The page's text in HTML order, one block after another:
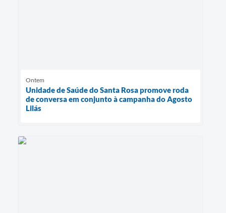
Ontem
Unidade de Saúde do Santa Rosa promove roda
de conversa em conjunto à campanha do Agosto
Lilás